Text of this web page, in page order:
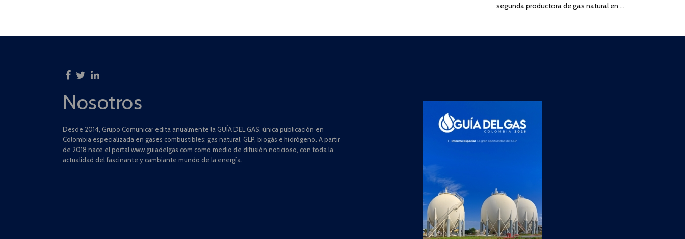
segunda productora de gas natural en …
Nosotros
Desde 2014, Grupo Comunicar edita anualmente la GUÍA DEL GAS, única publicación en
Colombia especializada en gases combustibles: gas natural, GLP, biogás e hidrógeno. A partir
de 2018 nace el portal www.guiadelgas.com como medio de difusión noticioso, con toda la
actualidad del fascinante y cambiante mundo de la energía.